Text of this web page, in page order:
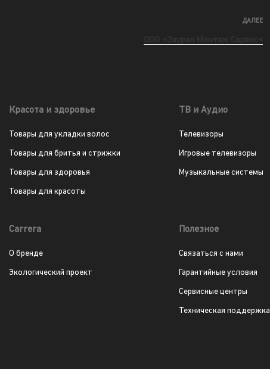
ДАЛЕЕ
Красота и здоровье
Товары для укладки волос
Товары для бритья и стрижки
Товары для здоровья
Товары для красоты
ТВ и Аудио
Телевизоры
Игровые телевизоры
Музыкальные системы
Carrera
О бренде
Экологический проект
Полезное
Связаться с нами
Гарантийные условия
Сервисные центры
Техническая поддержка